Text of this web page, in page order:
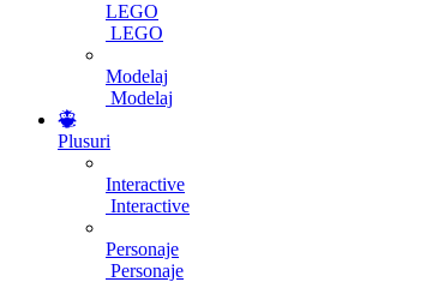
LEGO
LEGO
Modelaj
Modelaj
Plusuri
Interactive
Interactive
Personaje
Personaje